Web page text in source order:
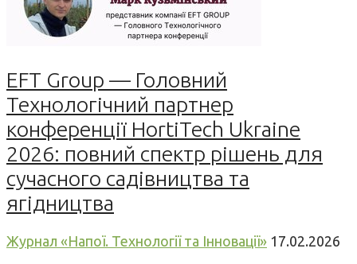
EFT Group — Головний
Технологічний партнер
конференції HortiTech Ukraine
2026: повний спектр рішень для
сучасного садівництва та
ягідництва
Журнал «Напої. Технології та Інновації» 17.02.2026